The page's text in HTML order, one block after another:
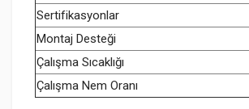
Sertifikasyonlar
Montaj Desteği
Çalışma Sıcaklığı
Çalışma Nem Oranı